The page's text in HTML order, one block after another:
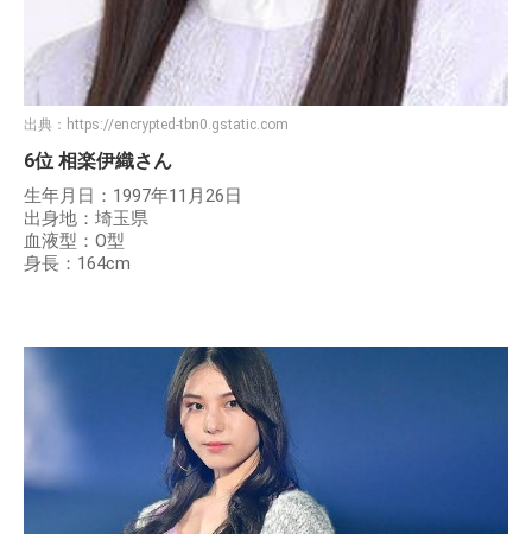
出典： https://encrypted-tbn0.gstatic.com
6位 相楽伊織さん
生年月日：1997年11月26日
出身地：埼玉県
血液型：O型
身長：164cm